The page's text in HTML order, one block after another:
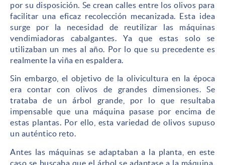
por su disposición. Se crean calles entre los olivos para
facilitar una eficaz recolección mecanizada. Esta idea
surge por la necesidad de reutilizar las máquinas
vendimiadoras cabalgantes. Ya que estas solo se
utilizaban un mes al año. Por lo que su precedente es
realmente la viña en espaldera.
Sin embargo, el objetivo de la olivicultura en la época
era contar con olivos de grandes dimensiones. Se
trataba de un árbol grande, por lo que resultaba
impensable que una máquina pasase por encima de
estas plantas. Por ello, esta variedad de olivos supuso
un auténtico reto.
Antes las máquinas se adaptaban a la planta, en este
caso se buscaba que el árbol se adaptase a la máquina.